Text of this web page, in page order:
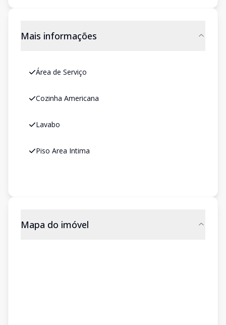
Mais informações
Área de Serviço
Cozinha Americana
Lavabo
Piso Area Intima
Mapa do imóvel